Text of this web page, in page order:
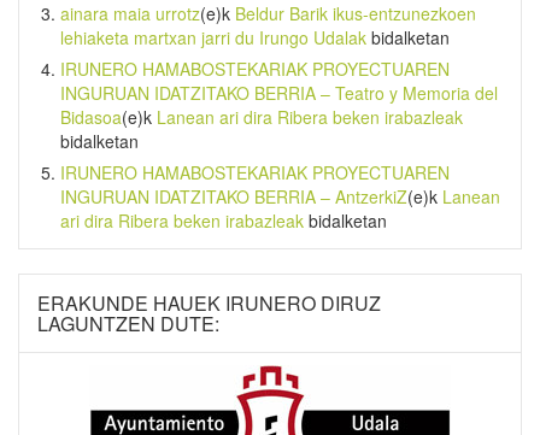
ainara maia urrotz(e)k Beldur Barik ikus-entzunezkoen
lehiaketa martxan jarri du Irungo Udalak bidalketan
IRUNERO HAMABOSTEKARIAK PROYECTUAREN
INGURUAN IDATZITAKO BERRIA – Teatro y Memoria del
Bidasoa(e)k Lanean ari dira Ribera beken irabazleak
bidalketan
IRUNERO HAMABOSTEKARIAK PROYECTUAREN
INGURUAN IDATZITAKO BERRIA – AntzerkiZ(e)k Lanean
ari dira Ribera beken irabazleak bidalketan
ERAKUNDE HAUEK IRUNERO DIRUZ
LAGUNTZEN DUTE: